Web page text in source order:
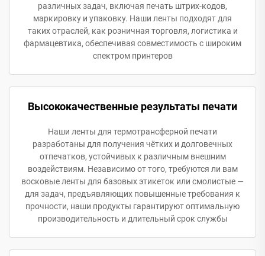
различных задач, включая печать штрих-кодов,
маркировку и упаковку. Наши ленты подходят для
таких отраслей, как розничная торговля, логистика и
фармацевтика, обеспечивая совместимость с широким
спектром принтеров
Высококачественные результаты печати
Наши ленты для термотрансферной печати
разработаны для получения чётких и долговечных
отпечатков, устойчивых к различным внешним
воздействиям. Независимо от того, требуются ли вам
восковые ленты для базовых этикеток или смолистые —
для задач, предъявляющих повышенные требования к
прочности, наши продукты гарантируют оптимальную
производительность и длительный срок службы